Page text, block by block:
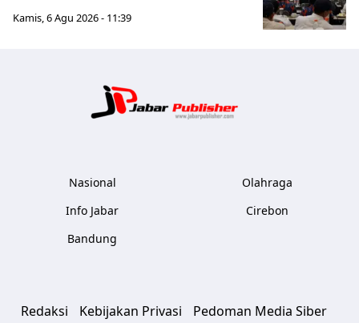
Kamis, 6 Agu 2026 - 11:39
Nasional
Info Jabar
Bandung
Olahraga
Cirebon
Redaksi Kebijakan Privasi Pedoman Media Siber